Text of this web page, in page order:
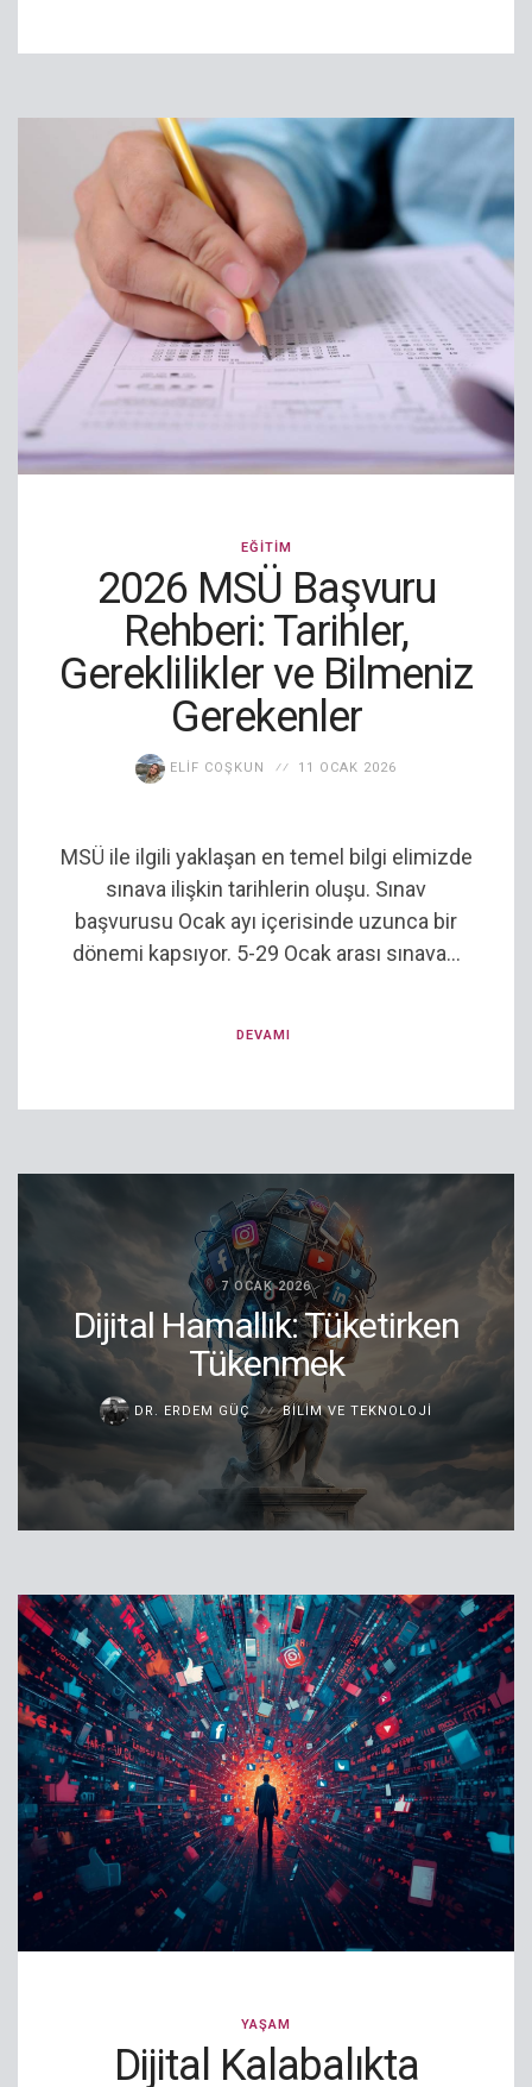
EĞITIM
2026 MSÜ Başvuru
Rehberi: Tarihler,
Gereklilikler ve Bilmeniz
Gerekenler
ELIF COŞKUN 11 OCAK 2026
MSÜ ile ilgili yaklaşan en temel bilgi elimizde
sınava ilişkin tarihlerin oluşu. Sınav
başvurusu Ocak ayı içerisinde uzunca bir
dönemi kapsıyor. 5-29 Ocak arası sınava...
DEVAMI
7 OCAK 2026
Dijital Hamallık: Tüketirken
Tükenmek
DR. ERDEM GÜÇ BILIM VE TEKNOLOJI
YAŞAM
Dijital Kalabalıkta